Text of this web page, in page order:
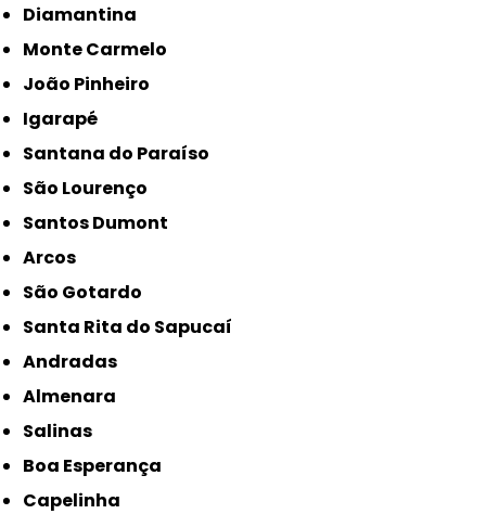
Diamantina
Monte Carmelo
João Pinheiro
Igarapé
Santana do Paraíso
São Lourenço
Santos Dumont
Arcos
São Gotardo
Santa Rita do Sapucaí
Andradas
Almenara
Salinas
Boa Esperança
Capelinha